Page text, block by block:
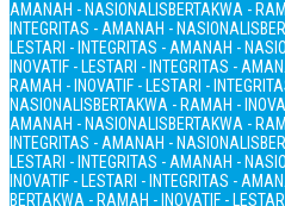
AMANAH - NASIONALISBERTAKWA -
INTEGRITAS - AMANAH - NASIONALIS
LESTARI - INTEGRITAS - AMANAH -
INOVATIF - LESTARI - INTEGRITAS -
RAMAH - INOVATIF - LESTARI -
NASIONALISBERTAKWA - RAMAH -
AMANAH - NASIONALISBERTAKWA -
INTEGRITAS - AMANAH - NASIONALIS
LESTARI - INTEGRITAS - AMANAH -
INOVATIF - LESTARI - INTEGRITAS -
BERTAKWA - RAMAH - INOVATIF -